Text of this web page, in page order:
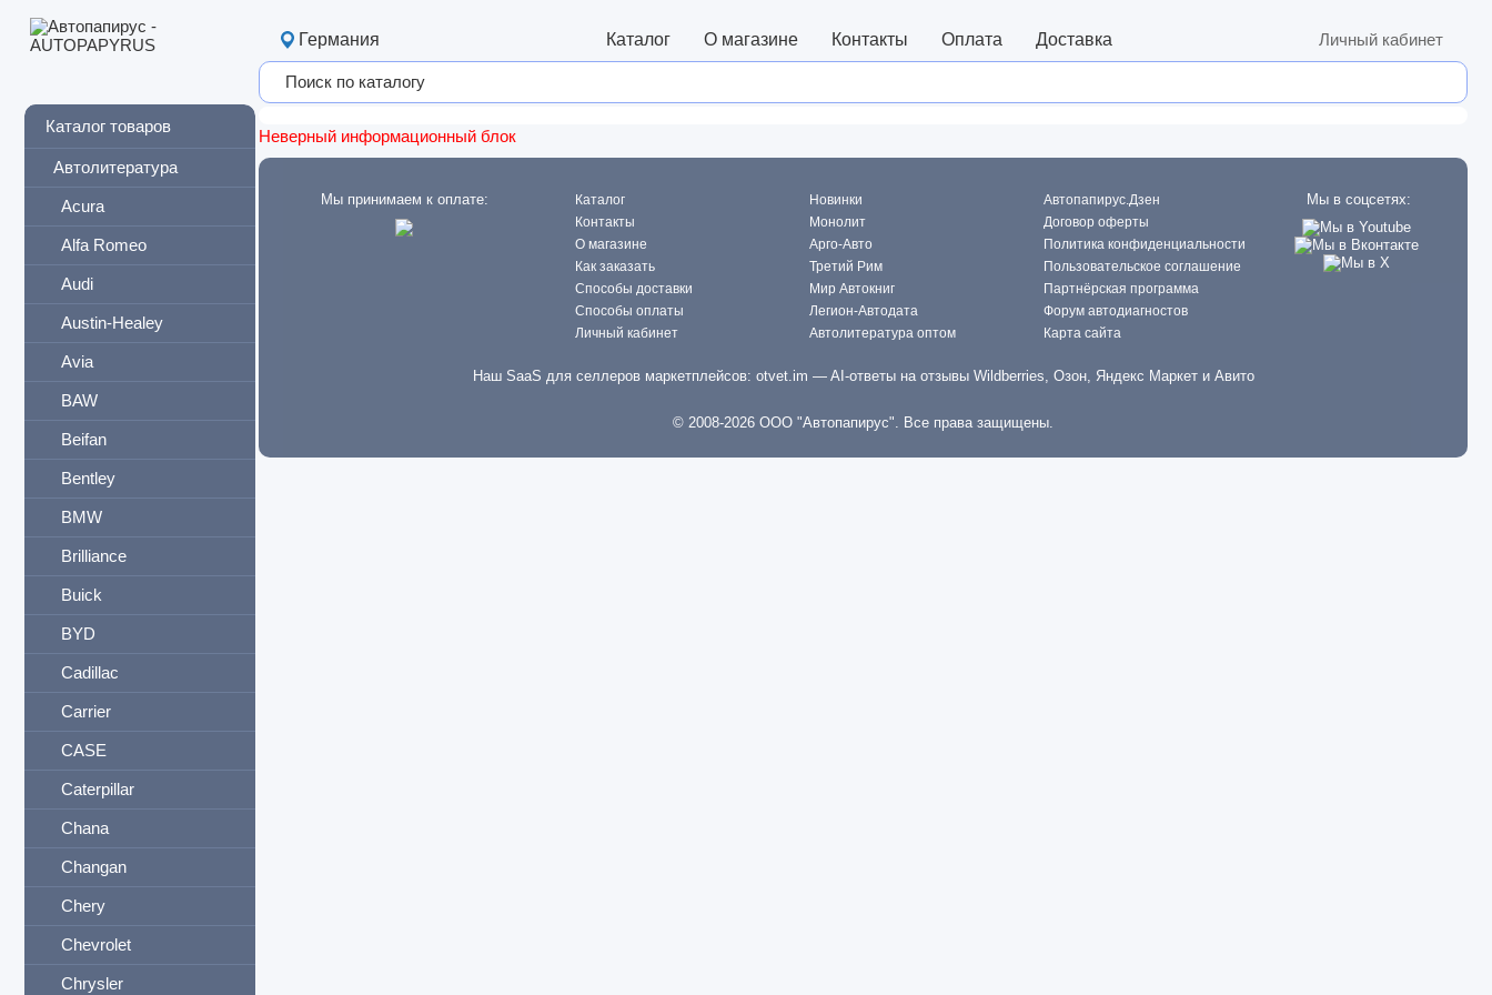
Каталог товаров
Автолитература
Acura
Alfa Romeo
Audi
Austin-Healey
Avia
BAW
Beifan
Bentley
BMW
Brilliance
Buick
BYD
Cadillac
Carrier
CASE
Caterpillar
Chana
Changan
Chery
Chevrolet
Chrysler
Германия Каталог О магазине Контакты Оплата Доставка Личный кабинет
Неверный информационный блок
Мы принимаем к оплате:
Каталог
Контакты
О магазине
Как заказать
Способы доставки
Способы оплаты
Личный кабинет
Новинки
Монолит
Арго-Авто
Третий Рим
Мир Автокниг
Легион-Автодата
Автолитература оптом
Автопапирус.Дзен
Договор оферты
Политика конфиденциальности
Пользовательское соглашение
Партнёрская программа
Форум автодиагностов
Карта сайта
Мы в соцсетях:
Наш SaaS для селлеров маркетплейсов: otvet.im — AI-ответы на отзывы Wildberries, Озон, Яндекс Маркет и Авито
© 2008-2026 ООО "Автопапирус". Все права защищены.